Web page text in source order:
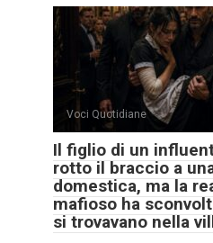
Voci Quotidiane
Il figlio di un
rotto il braccio a
domestica, ma la
mafioso ha
si trovavano nella